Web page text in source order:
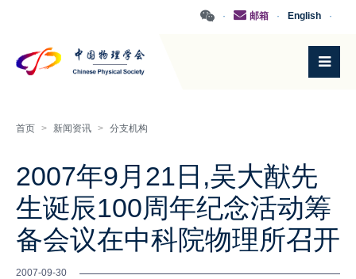
·
English
·
邮箱
·
首页 > 新闻资讯 > 分支机构
2007年9月21日,吴大猷先
生诞辰100周年纪念活动筹
备会议在中科院物理所召开
2007-09-30